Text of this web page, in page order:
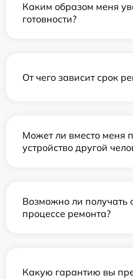
Каким образом меня
готовности?
От чего зависит срок
Может ли вместо меня
устройство другой
Возможно ли получать
процессе ремонта?
Какую гарантию вы